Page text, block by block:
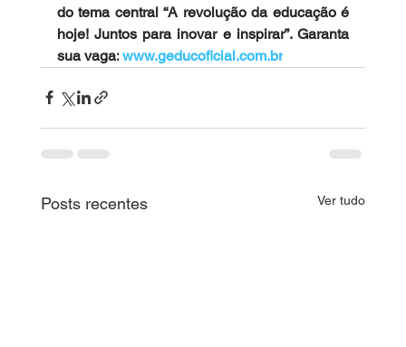
do tema central “A revolução da educação é
hoje! Juntos para inovar e inspirar”. Garanta
sua vaga: www.geducoficial.com.br
Posts recentes Ver tudo